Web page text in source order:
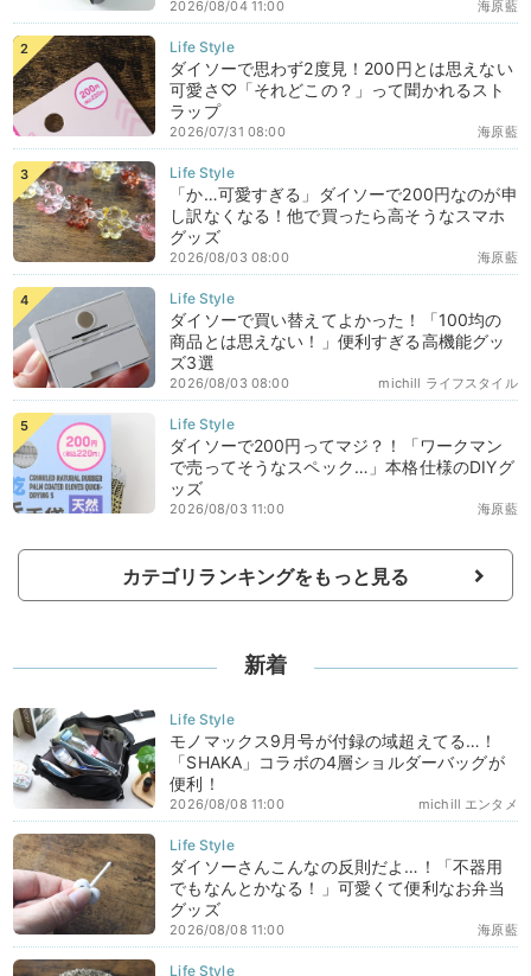
海原藍
2026/08/04 11:00
ダイソーで思わず2度見！200円とは思えない
可愛さ♡「それどこの？」って聞かれるスト
ラップ
海原藍
2026/07/31 08:00
「か…可愛すぎる」ダイソーで200円なのが申
し訳なくなる！他で買ったら高そうなスマホ
グッズ
海原藍
2026/08/03 08:00
ダイソーで買い替えてよかった！「100均の
商品とは思えない！」便利すぎる高機能グッ
ズ3選
michill ライフスタイル
2026/08/03 08:00
ダイソーで200円ってマジ？！「ワークマン
で売ってそうなスペック…」本格仕様のDIYグ
ッズ
海原藍
2026/08/03 11:00
カテゴリランキングをもっと見る
新着
モノマックス9月号が付録の域超えてる…！
「SHAKA」コラボの4層ショルダーバッグが
便利！
michill エンタメ
2026/08/08 11:00
ダイソーさんこんなの反則だよ…！「不器用
でもなんとかなる！」可愛くて便利なお弁当
グッズ
海原藍
2026/08/08 11:00